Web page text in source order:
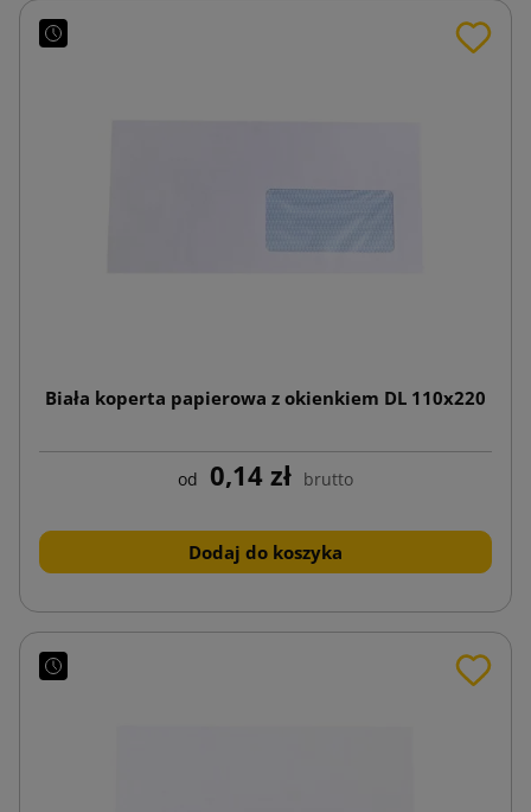
Biała koperta papierowa z okienkiem DL 110x220
od 0,14 zł brutto
Dodaj do koszyka